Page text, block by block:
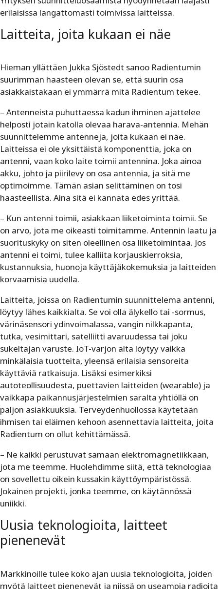
erilaisissa langattomasti toimivissa laitteissa.
Laitteita, joita kukaan ei näe
Hieman yllättäen Jukka Sjöstedt sanoo Radientumin
suurimman haasteen olevan se, että suurin osa
asiakkaistakaan ei ymmärrä mitä Radientum tekee.
– Antenneista puhuttaessa kadun ihminen ajattelee
helposti jotain katolla olevaa harava-antennia. Mehän
suunnittelemme antenneja, joita kukaan ei näe.
Laitteissa ei ole yksittäistä komponenttia, joka on
antenni, vaan koko laite toimii antennina. Joka ainoa
akku, johto ja piirilevy on osa antennia, ja sitä me
optimoimme. Tämän asian selittäminen on tosi
haasteellista. Aina sitä ei kannata edes yrittää.
– Kun antenni toimii, asiakkaan liiketoiminta toimii. Se
on arvo, jota me oikeasti toimitamme. Antennin laatu ja
suorituskyky on siten oleellinen osa liiketoimintaa. Jos
antenni ei toimi, tulee kalliita korjauskierroksia,
kustannuksia, huonoja käyttäjäkokemuksia ja laitteiden
korvaamisia uudella.
Laitteita, joissa on Radientumin suunnittelema antenni,
löytyy lähes kaikkialta. Se voi olla älykello tai -sormus,
värinäsensori ydinvoimalassa, vangin nilkkapanta,
tutka, vesimittari, satelliitti avaruudessa tai joku
sukeltajan varuste. IoT-varjon alta löytyy vaikka
minkälaisia tuotteita, yleensä erilaisia sensoreita
käyttäviä ratkaisuja. Lisäksi esimerkiksi
autoteollisuudesta, puettavien laitteiden (wearable) ja
vaikkapa paikannusjärjestelmien saralta yhtiöllä on
paljon asiakkuuksia. Terveydenhuollossa käytetään
ihmisen tai eläimen kehoon asennettavia laitteita, joita
Radientum on ollut kehittämässä.
– Ne kaikki perustuvat samaan elektromagnetiikkaan,
jota me teemme. Huolehdimme siitä, että teknologiaa
on sovellettu oikein kussakin käyttöympäristössä.
Jokainen projekti, jonka teemme, on käytännössä
uniikki.
Uusia teknologioita, laitteet
pienenevät
Markkinoille tulee koko ajan uusia teknologioita, joiden
myötä laitteet pienenevät ja niissä on useampia radioita